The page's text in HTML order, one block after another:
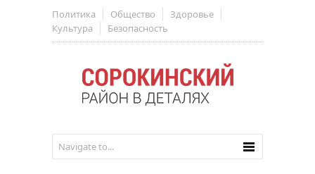
Политика Общество
Здоровье
Культура
Безопасность